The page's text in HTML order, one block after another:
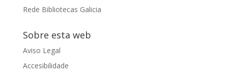
Rede Bibliotecas Galicia
Sobre esta web
Aviso Legal
Accesibilidade